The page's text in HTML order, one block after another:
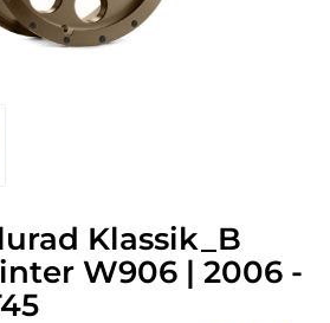
Klassik_B
W906 | 2006 -